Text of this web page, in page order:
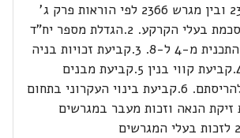
וכן בין מגרש 2365 ובין מגרש 2366 לפי הוראות פרק ג'
סימן ז' לחוק בהסכמת בעלי הקרקע. 2.הגדלת מספר יח"ד
המותרות בתחום התכנית מ-4 ל-8. 3.קביעת זכויות בניה
בתחום התכנית. 4.קביעת קווי בנין 5.קביעת מבנים
להריסה ותנאים להריסתם. 6.קביעת בינוי העקרוני בתחום
זיקת הנאה וזכות מעבר במגרשים
2540+2359+2357 לזכות בעלי המגרשים